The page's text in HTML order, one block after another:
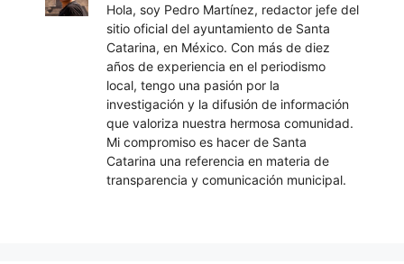
Hola, soy Pedro Martínez, redactor jefe del
sitio oficial del ayuntamiento de Santa
Catarina, en México. Con más de diez
años de experiencia en el periodismo
local, tengo una pasión por la
investigación y la difusión de información
que valoriza nuestra hermosa comunidad.
Mi compromiso es hacer de Santa
Catarina una referencia en materia de
transparencia y comunicación municipal.